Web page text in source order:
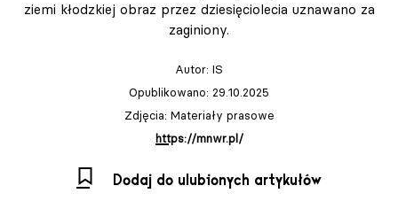
ziemi kłodzkiej obraz przez dziesięciolecia uznawano za
zaginiony.
Autor: IS
Opublikowano: 29.10.2025
Zdjęcia: Materiały prasowe
https://mnwr.pl/
Dodaj do ulubionych artykułów